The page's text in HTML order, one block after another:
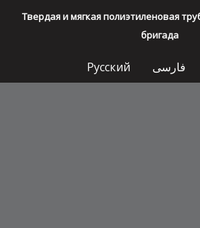
Твердая и мягкая полиэтиленовая
бригада
Русский فارسی